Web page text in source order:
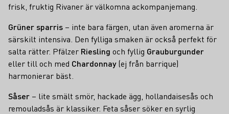
frisk, fruktig Rivaner är välkomna ackompanjemang.
Grüner sparris – inte bara färgen, utan även aromerna är
särskilt intensiva. Den fylliga smaken är också perfekt för
salta rätter. Pfälzer Riesling och fyllig Grauburgunder
eller till och med Chardonnay(ej från barrique)
harmonierar bäst.
Såser – lite smält smör, hackade ägg, hollandaisesås och
remouladsås är klassiker. Feta såser söker en syrlig